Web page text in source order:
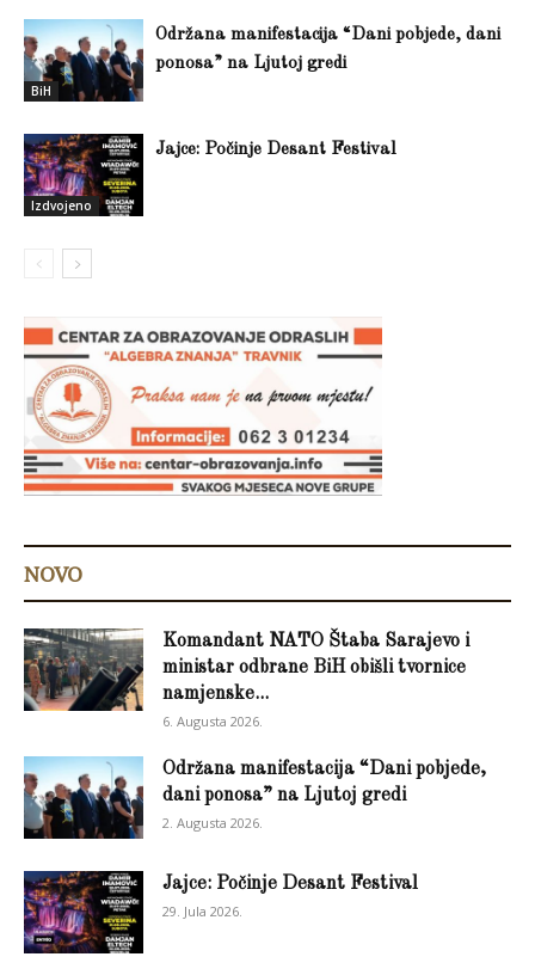
BiH
Održana manifestacija “Dani pobjede, dani
ponosa” na Ljutoj gredi
Izdvojeno
Jajce: Počinje Desant Festival
NOVO
Komandant NATO Štaba Sarajevo i
ministar odbrane BiH obišli tvornice
namjenske...
6. Augusta 2026.
Održana manifestacija “Dani pobjede,
dani ponosa” na Ljutoj gredi
2. Augusta 2026.
Jajce: Počinje Desant Festival
29. Jula 2026.